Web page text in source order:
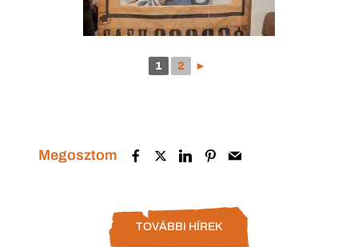
1 2 ►
Megosztom
TOVÁBBI HÍREK